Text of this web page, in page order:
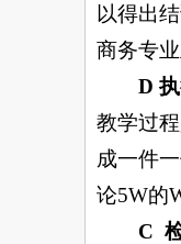
以得出
商务专
D
教学过
成一件
论5W的
C